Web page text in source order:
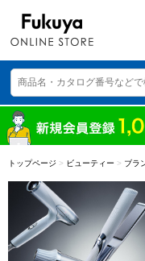
トップページ > ビューティー > ブラ